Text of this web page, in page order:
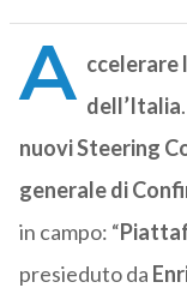
A ccelerare
dell’Italia
nuovi Steering
generale di
in campo: “
presieduto da